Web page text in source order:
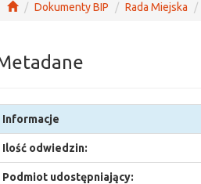
Dokumenty BIP Rada Miejska
Informacje
Ilość odwiedzin:
Podmiot udostępniający: